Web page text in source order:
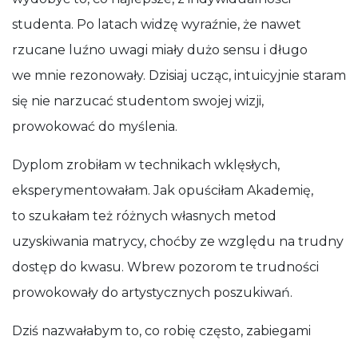
studenta. Po latach widzę wyraźnie, że nawet
rzucane luźno uwagi miały dużo sensu i długo
we mnie rezonowały. Dzisiaj ucząc, intuicyjnie staram
się nie narzucać studentom swojej wizji,
prowokować do myślenia.
Dyplom zrobiłam w technikach wklęsłych,
eksperymentowałam. Jak opuściłam Akademię,
to szukałam też różnych własnych metod
uzyskiwania matrycy, choćby ze względu na trudny
dostęp do kwasu. Wbrew pozorom te trudności
prowokowały do artystycznych poszukiwań.
Dziś nazwałabym to, co robię często, zabiegami